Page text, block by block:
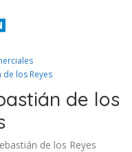
de los Reyes
de los
de los Reyes